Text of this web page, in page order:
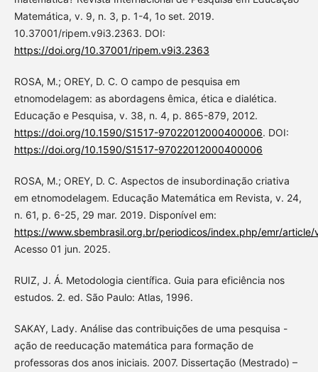
Matemática, v. 9, n. 3, p. 1-4, 1o set. 2019.
10.37001/ripem.v9i3.2363. DOI:
https://doi.org/10.37001/ripem.v9i3.2363
ROSA, M.; OREY, D. C. O campo de pesquisa em
etnomodelagem: as abordagens êmica, ética e dialética.
Educação e Pesquisa, v. 38, n. 4, p. 865-879, 2012.
https://doi.org/10.1590/S1517-97022012000400006. DOI:
https://doi.org/10.1590/S1517-97022012000400006
ROSA, M.; OREY, D. C. Aspectos de insubordinação criativa
em etnomodelagem. Educação Matemática em Revista, v. 24,
n. 61, p. 6-25, 29 mar. 2019. Disponível em:
https://www.sbembrasil.org.br/periodicos/index.php/emr/article/
Acesso 01 jun. 2025.
RUIZ, J. Á. Metodologia científica. Guia para eficiência nos
estudos. 2. ed. São Paulo: Atlas, 1996.
SAKAY, Lady. Análise das contribuições de uma pesquisa -
ação de reeducação matemática para formação de
professoras dos anos iniciais. 2007. Dissertação (Mestrado) –